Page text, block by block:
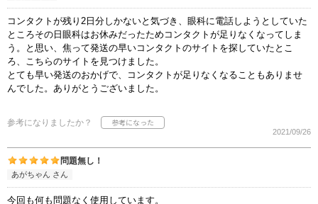
コンタクトが残り2日分しかないと気づき、眼科に電話しようとしていた
ところその日眼科はお休みだったためコンタクトが足りなくなってしま
う。と思い、焦って発送の早いコンタクトのサイトを探していたとこ
ろ、こちらのサイトを見つけました。
とても早い発送のおかげで、コンタクトが足りなくなることもありませ
んでした。ありがとうございました。
参考になりましたか？
2021/09/26
問題無し！
あがちゃん さん
今回も何も問題なく使用しています。